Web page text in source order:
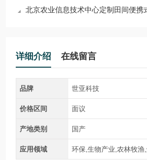
北京农业信息技术中心定制田间便携式无人
详细介绍 在线留言
品牌 世亚科技
价格区间 面议
产地类别 国产
应用领域 环保,生物产业,农林牧渔